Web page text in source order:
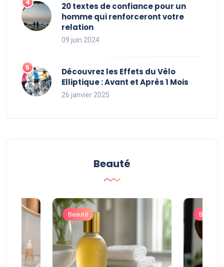
20 textes de confiance pour un
homme qui renforceront votre
relation
09 juin 2024
Découvrez les Effets du Vélo
Elliptique : Avant et Après 1 Mois
26 janvier 2025
Beauté
Beauté Beauté